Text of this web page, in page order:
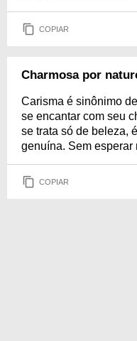
COPIAR
Charmosa por
Carisma é sinônimo
se encantar com seu
se trata só de beleza,
genuína. Sem esperar
COPIAR